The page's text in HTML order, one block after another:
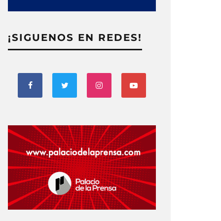
¡SIGUENOS EN REDES!